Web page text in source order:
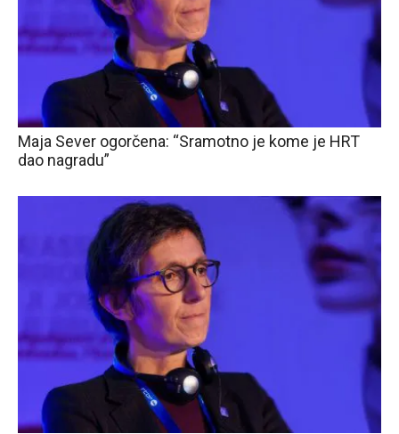
Maja Sever ogorčena: “Sramotno je kome je HRT
dao nagradu”